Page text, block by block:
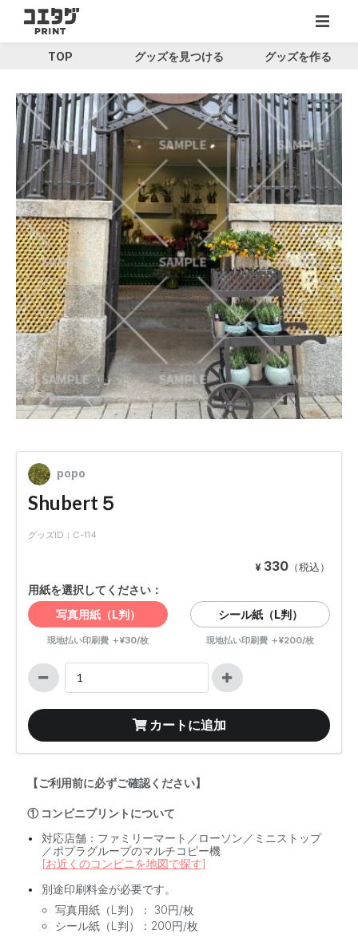
TOP グッズを見つける グッズを作る
popo
Shubert５
グッズID：C-114
¥ 330 （税込）
用紙を選択してください：
写真用紙（L判）
現地払い印刷費 ＋¥30/枚
シール紙（L判）
現地払い印刷費 ＋¥200/枚
カートに追加
【ご利用前に必ずご確認ください】
① コンビニプリントについて
対応店舗：ファミリーマート／ローソン／ミニストップ
／ポプラグループのマルチコピー機
[お近くのコンビニを地図で探す]
別途印刷料金が必要です。
写真用紙（L判）： 30円/枚
シール紙（L判）：200円/枚